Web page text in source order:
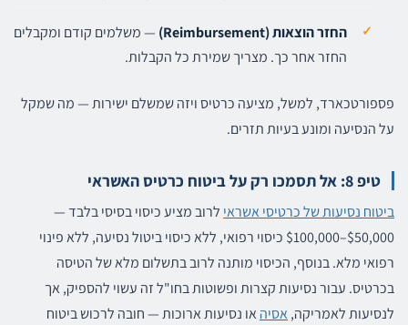
החזר הוצאות (Reimbursement)
— משלמים קודם ומקבלים
החזר אחר כך. מצריך שמירת כל הקבלות.
פספורטכארד, למשל, מציעה כרטיס ויזה שמשלם ישירות — מה שמקל
על הנסיעה ומונע בעיות תזרים.
טיפ 8: אל תסמכו רק על ביטוח כרטיס האשראי
ביטוח נסיעות של כרטיסי אשראי לרוב מציע כיסוי בסיסי בלבד —
$50,000–$100,000 כיסוי רפואי, ללא כיסוי ביטול נסיעה, ללא פינוי
רפואי מלא. בנוסף, הכיסוי מותנה לרוב בתשלום מלא של הטיסה
בכרטיס. עבור נסיעות קצרות ופשוטות בחו"ל זה עשוי להספיק, אך
לנסיעות לאמריקה, אסיה או נסיעות ארוכות — חובה לרכוש ביטוח